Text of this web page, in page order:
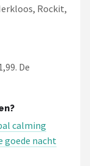
Rockit,
De
calming
goede nacht